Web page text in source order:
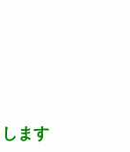
ます